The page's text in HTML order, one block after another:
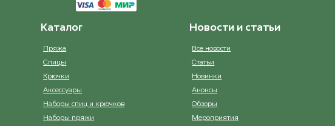
Каталог
Пряжа
Спицы
Крючки
Аксессуары
Наборы спиц и крючков
Наборы пряжи
Новости и статьи
Все новости
Статьи
Новинки
Анонсы
Обзоры
Мероприятия